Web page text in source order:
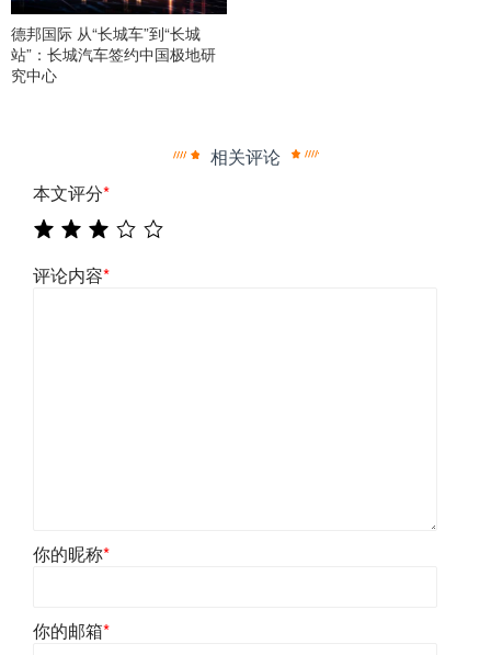
德邦国际 从“长城车”到“长城
站”：长城汽车签约中国极地研
究中心
相关评论
本文评分*
评论内容*
你的昵称*
你的邮箱*